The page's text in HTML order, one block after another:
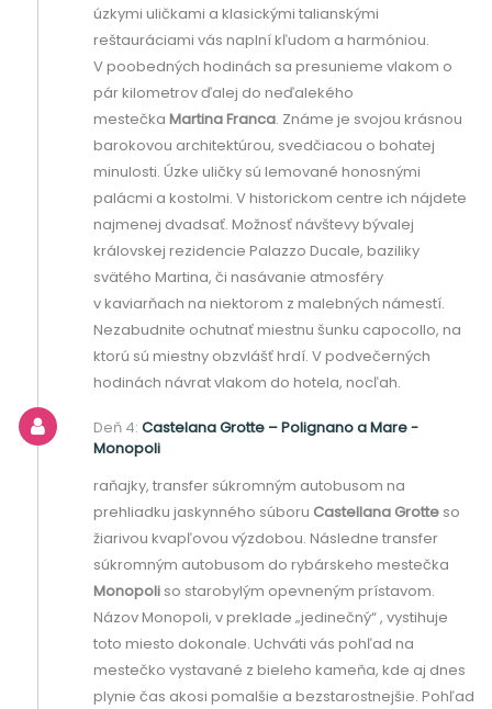
úzkymi uličkami a klasickými talianskými
reštauráciami vás naplní kľudom a harmóniou.
V poobedných hodinách sa presunieme vlakom o
pár kilometrov ďalej do neďalekého
mestečka Martina Franca. Známe je svojou krásnou
barokovou architektúrou, svedčiacou o bohatej
minulosti. Úzke uličky sú lemované honosnými
palácmi a kostolmi. V historickom centre ich nájdete
najmenej dvadsať. Možnosť návštevy bývalej
královskej rezidencie Palazzo Ducale, baziliky
svätého Martina, či nasávanie atmosféry
v kaviarňach na niektorom z malebných námestí.
Nezabudnite ochutnať miestnu šunku capocollo, na
ktorú sú miestny obzvlášť hrdí. V podvečerných
hodinách návrat vlakom do hotela, nocľah.
Deň 4: Castelana Grotte – Polignano a Mare -
Monopoli
raňajky, transfer súkromným autobusom na
prehliadku jaskynného súboru Castellana Grotte so
žiarivou kvapľovou výzdobou. Následne transfer
súkromným autobusom do rybárskeho mestečka
Monopoli so starobylým opevneným prístavom.
Názov Monopoli, v preklade „jedinečný“ , vystihuje
toto miesto dokonale. Uchváti vás pohľad na
mestečko vystavané z bieleho kameňa, kde aj dnes
plynie čas akosi pomalšie a bezstarostnejšie. Pohľad